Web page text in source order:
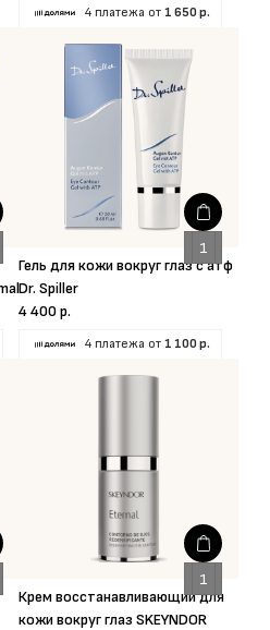
4 платежа от 1 650 р.
Гель для кожи вокруг глаз с атф
Dr. Spiller
4 400 р.
4 платежа от 1 100 р.
Крем восстанавливающий для
кожи вокруг глаз SKEYNDOR